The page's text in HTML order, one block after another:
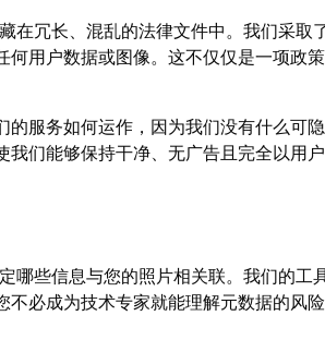
在冗长、混乱的法律文件中。我们采取
用户数据或图像。这不仅仅是一项政
服务如何运作，因为我们没有什么可
们能够保持干净、无广告且完全以用
哪些信息与您的照片相关联。我们的工
必成为技术专家就能理解元数据的风